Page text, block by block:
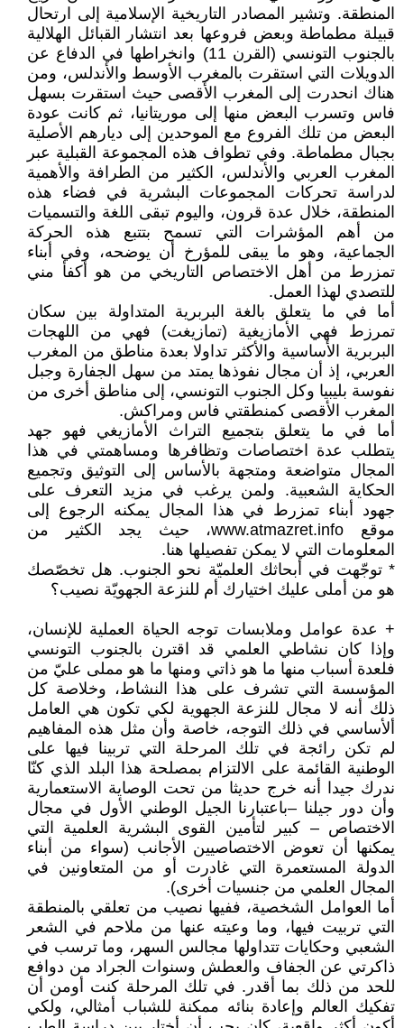
المنطقة. وتشير المصادر التاريخية الإسلامية إلى ارتحال
قبيلة مطماطة وبعض فروعها بعد انتشار القبائل الهلالية
بالجنوب التونسي (القرن 11) وانخراطها في الدفاع عن
الدويلات التي استقرت بالمغرب الأوسط والأندلس، ومن
هناك انحدرت إلى المغرب الأقصى حيث استقرت بسهل
فاس وتسرب البعض منها إلى موريتانيا، ثم كانت عودة
البعض من تلك الفروع مع الموحدين إلى ديارهم الأصلية
بجبال مطماطة. وفي تطواف هذه المجموعة القبلية عبر
المغرب العربي والأندلس، الكثير من الطرافة والأهمية
لدراسة تحركات المجموعات البشرية في فضاء هذه
المنطقة، خلال عدة قرون، واليوم تبقى اللغة والتسميات
من أهم المؤشرات التي تسمح بتتبع هذه الحركة
الجماعية، وهو ما يبقى للمؤرخ أن يوضحه، وفي أبناء
تمزرط من أهل الاختصاص التاريخي من هو أكفأ مني
للتصدي لهذا العمل.
أما في ما يتعلق بالغة البربرية المتداولة بين سكان
تمرزط فهي الأمازيغية (تمازيغت) فهي من اللهجات
البربرية الأساسية والأكثر تداولا بعدة مناطق من المغرب
العربي، إذ أن مجال نفوذها يمتد من سهل الجفارة وجبل
نفوسة بليبيا وكل الجنوب التونسي، إلى مناطق أخرى من
المغرب الأقصى كمنطقتي فاس ومراكش.
أما في ما يتعلق بتجميع التراث الأمازيغي فهو جهد
يتطلب عدة اختصاصات وتظافرها ومساهمتي في هذا
المجال متواضعة ومتجهة بالأساس إلى التوثيق وتجميع
الحكاية الشعبية. ولمن يرغب في مزيد التعرف على
جهود أبناء تمزرط في هذا المجال يمكنه الرجوع إلى
موقع www.atmazret.info، حيث يجد الكثير من
المعلومات التي لا يمكن تفصيلها هنا.
* توجّهت في أبحاثك العلميّة نحو الجنوب. هل تخصّصك
هو من أملى عليك اختيارك أم للنزعة الجهويّة نصيب؟
+ عدة عوامل وملابسات توجه الحياة العملية للإنسان،
وإذا كان نشاطي العلمي قد اقترن بالجنوب التونسي
فلعدة أسباب منها ما هو ذاتي ومنها ما هو مملى عليّ من
المؤسسة التي تشرف على هذا النشاط، وخلاصة كل
ذلك أنه لا مجال للنزعة الجهوية لكي تكون هي العامل
ألأساسي في ذلك التوجه، خاصة وأن مثل هذه المفاهيم
لم تكن رائجة في تلك المرحلة التي تربينا فيها على
الوطنية القائمة على الالتزام بمصلحة هذا البلد الذي كنّا
ندرك جيدا أنه خرج حديثا من تحت الوصاية الاستعمارية
وأن دور جيلنا –باعتبارنا الجيل الوطني الأول في مجال
الاختصاص – كبير لتأمين القوى البشرية العلمية التي
يمكنها أن تعوض الاختصاصيين الأجانب (سواء من أبناء
الدولة المستعمرة التي غادرت أو من المتعاونين في
المجال العلمي من جنسيات أخرى).
أما العوامل الشخصية، ففيها نصيب من تعلقي بالمنطقة
التي تربيت فيها، وما وعيته عنها من ملاحم في الشعر
الشعبي وحكايات تتداولها مجالس السهر، وما ترسب في
ذاكرتي عن الجفاف والعطش وسنوات الجراد من دوافع
للحد من ذلك بما أقدر. في تلك المرحلة كنت أومن أن
تفكيك العالم وإعادة بنائه ممكنة للشباب أمثالي، ولكي